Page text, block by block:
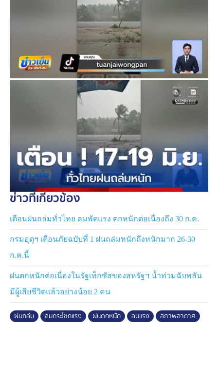
เช่นเดียวกับที่ อำเภอบ้านไร่ จังหวัดอุทัยธานี มืดฟ้า มัวดิน
ฝนตกตลอดทั้งช่วงบ่าย ชาวบ้านในพื้นที่บอกว่า ที่ผ่านมา
แถวนี้ร้อนมาหลายวัน ฝนตกลงมาครั้งนี้ ก็ช่วยคลายร้อน
แต่ขออย่าให้ฝนตกหนักจนเป็นอันตราย
โดยตั้งแต่พรุ่งนี้ (17 มิ.ย.) จนถึง 19 มิถุนายน ทั่วไทยจะเจอ
ฝนตกหนักเพิ่มมากขึ้น จากร่องมรสุมที่เลื่อนมาพาดผ่าน
ก่อนที่หลังจากนั้น จะยิ่งทวีความรุนแรงเพิ่มขึ้นในพื้นที่ภาค
เหนือและภาคตะวันออก ช่วงนี้เน้นย้ำประชาชนให้คอย
ติดตามข่าวสภาพอากาศ และเฝ้าระวังผลกระทบที่อาจเกิด
ตามมา ทั้งน้ำท่วมฉับพลัน และน้ำป่าไหลหลาก
ข่าวที่เกี่ยวข้อง
เตือนฝนถล่มทั่วไทย ลมพัดแรง ตกหนักต่อเนื่องถึง 30 ก.ค.
กรมอุตุฯ เตือนภัยฉบับที่ 1 ฝนถล่มหนักถึงหนักมาก 26-30
ก.ค.นี้
ฝนตกหนักต่อเนื่องในรัฐเท็กซัสของสหรัฐฯ น้ำท่วมฉับพลัน
มีผู้เสียชีวิตแล้วอย่างน้อย 2 คน
ฝนถล่ม ลมกระโชกแรง ฝนตกหนัก ลมแรง สภาพอากาศ